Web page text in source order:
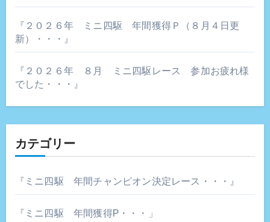
『２０２６年 ミニ四駆 年間獲得Ｐ（８月４日更
新）・・・』
『２０２６年 ８月 ミニ四駆レース 参加お疲れ様
でした・・・』
カテゴリー
『ミニ四駆 年間チャンピオン決定レース・・・』
『ミニ四駆 年間獲得P・・・」